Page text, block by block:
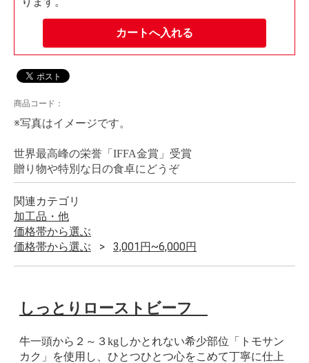
カートへ入れる
商品コード：
※写真はイメージです。
世界最高峰の栄誉「IFFA金賞」受賞
贈り物や特別な日の食卓にどうぞ
関連カテゴリ
加工品・他
価格帯から選ぶ
価格帯から選ぶ
3,001円~6,000円
しっとりローストビーフ
牛一頭から２～３kgしかとれない希少部位「トモサン
カク」を使用し、ひとつひとつ心をこめて丁寧に仕上